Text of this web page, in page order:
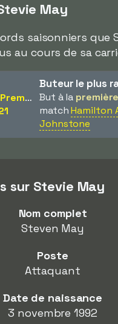
May
saisonniers que
au cours de sa
Buteur le plus
But à la
matchHamilton
Johnstone
sur Stevie May
Nom complet
Steven May
Poste
Attaquant
Date de naissance
3 novembre 1992